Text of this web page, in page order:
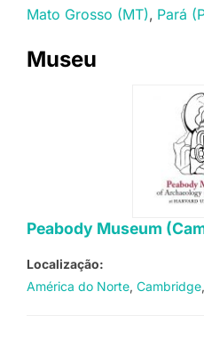
Mato Grosso (MT) Pará
Museu
Peabody Museum
Localização:
América do Norte Cambridge